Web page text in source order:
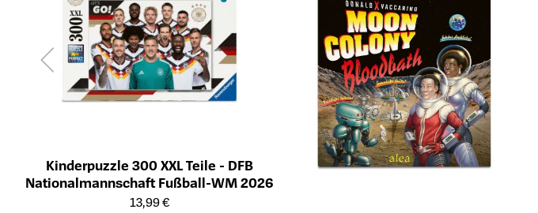
Kinderpuzzle 300 XXL Teile - DFB
Nationalmannschaft Fußball-WM 2026
Öffnet die Detailseite des Produkts
13,99 €